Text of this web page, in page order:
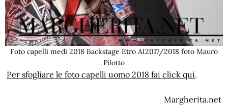
Foto capelli medi 2018 Backstage Etro AI2017/2018 foto Mauro
Pilotto
Per sfogliare le foto capelli uomo 2018 fai click qui.
Margherita.net